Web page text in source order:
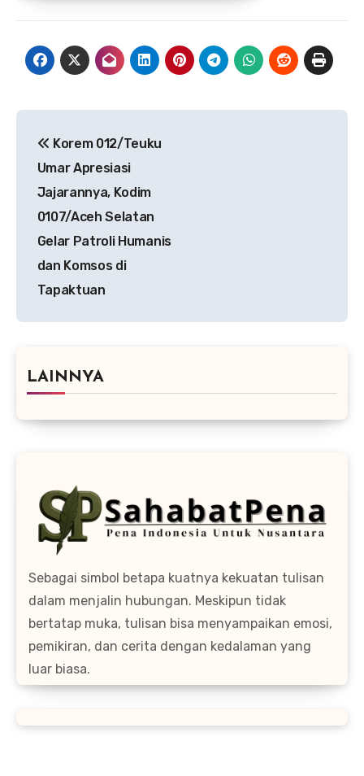
pos
Korem 012/Teuku
Umar Apresiasi
Jajarannya, Kodim
0107/Aceh Selatan
Gelar Patroli Humanis
dan Komsos di
Tapaktuan
LAINNYA
Sebagai simbol betapa kuatnya kekuatan tulisan
dalam menjalin hubungan. Meskipun tidak
bertatap muka, tulisan bisa menyampaikan emosi,
pemikiran, dan cerita dengan kedalaman yang
luar biasa.